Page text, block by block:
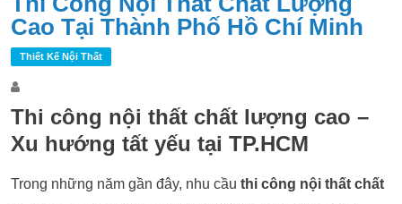
Cao Tại Thành Phố Hồ Chí Minh
Thiết Kế Nội Thất
Thi công nội thất chất lượng cao –
Xu hướng tất yếu tại TP.HCM
Trong những năm gần đây, nhu cầu thi công nội thất chất